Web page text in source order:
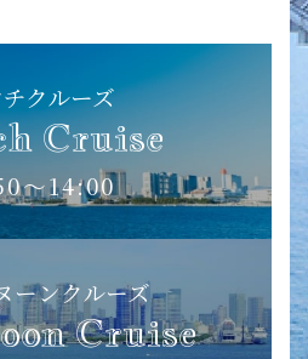
クルーズ
Cruise
〜14:00
ーンクルーズ
Cruise